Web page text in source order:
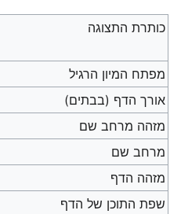
כותרת התצוגה
מפתח המיון הרגיל
אורך הדף (בבתים)
מזהה מרחב שם
מרחב שם
מזהה הדף
שפת התוכן של הדף